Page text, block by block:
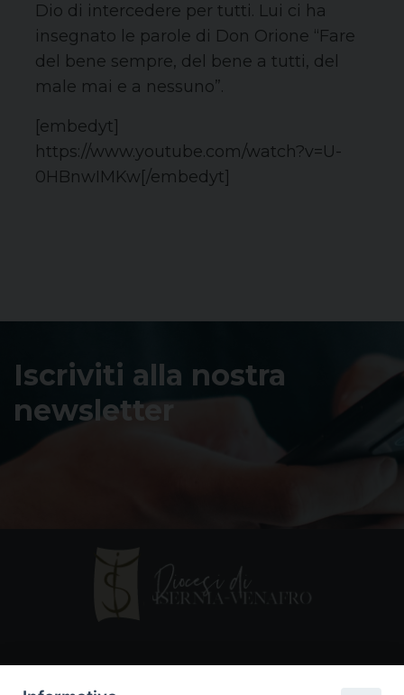
Dio di intercedere per tutti. Lui ci ha
insegnato le parole di Don Orione “Fare
del bene sempre, del bene a tutti, del
male mai e a nessuno”.
[embedyt]
https://www.youtube.com/watch?v=U-
0HBnwIMKw[/embedyt]
Iscriviti alla nostra
newsletter